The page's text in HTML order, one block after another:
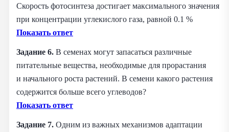
Скорость фотосинтеза достигает максимального значения
при концентрации углекислого газа, равной 0.1 %
Показать ответ
Задание 6. В семенах могут запасаться различные
питательные вещества, необходимые для прорастания
и начального роста растений. В семени какого растения
содержится больше всего углеводов?
Показать ответ
Задание 7. Одним из важных механизмов адаптации